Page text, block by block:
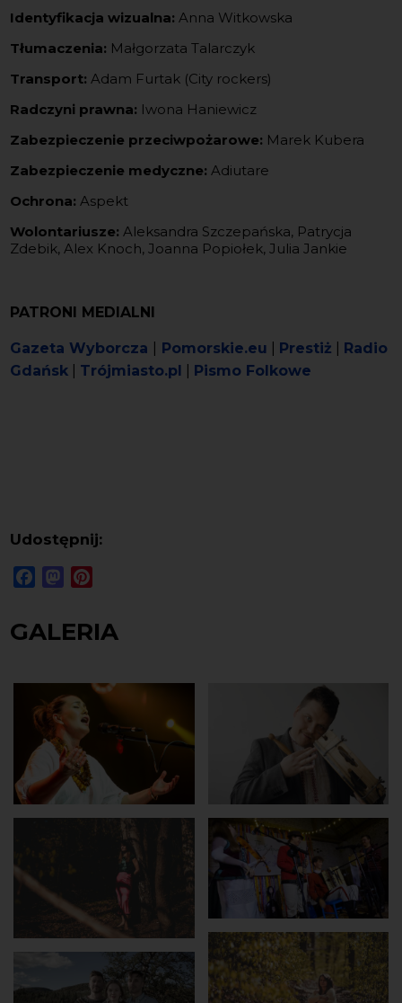
Identyfikacja wizualna:Anna Witkowska
Tłumaczenia: Małgorzata Talarczyk
Transport:Adam Furtak (City rockers)
Radczyni prawna: Iwona Haniewicz
Zabezpieczenie przeciwpożarowe: Marek Kubera
Zabezpieczenie medyczne: Adiutare
Ochrona: Aspekt
Wolontariusze:Aleksandra Szczepańska, Patrycja
Zdebik, Alex Knoch, Joanna Popiołek, Julia Jankie
PATRONI MEDIALNI
Gazeta Wyborcza Pomorskie.eu Prestiż
Radio
Gdańsk
Trójmiasto.pl Pismo Folkowe
Udostępnij:
FacebookMastodon
GALERIA